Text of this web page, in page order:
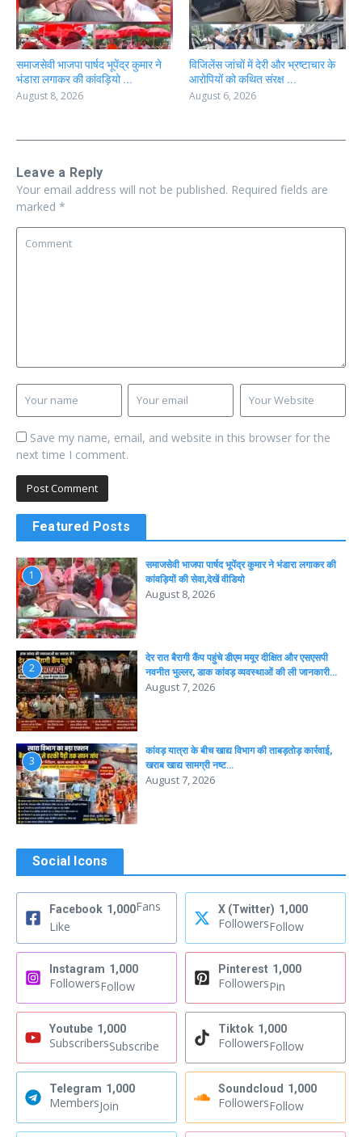
समाजसेवी भाजपा पार्षद भूपेंद्र कुमार ने
भंडारा लगाकर की कांवड़ियो ...
August 8, 2026
विजिलेंस जांचों में देरी और भ्रष्टाचार के
आरोपियों को कथित संरक्ष ...
August 6, 2026
Leave a Reply
Your email address will not be published. Required fields are
marked *
Save my name, email, and website in this browser for the
next time I comment.
Featured Posts
1
समाजसेवी भाजपा पार्षद भूपेंद्र कुमार ने भंडारा लगाकर की
कांवड़ियों की सेवा,देखें वीडियो
August 8, 2026
2
देर रात बैरागी कैंप पहुंचे डीएम मयूर दीक्षित और एसएसपी
नवनीत भुल्लर, डाक कांवड़ व्यवस्थाओं की ली जानकारी…
August 7, 2026
3
कांवड़ यात्रा के बीच खाद्य विभाग की ताबड़तोड़ कार्रवाई,
खराब खाद्य सामग्री नष्ट…
August 7, 2026
Social Icons
Facebook 1,000Fans
Like
X (Twitter) 1,000
FollowersFollow
Instagram 1,000
FollowersFollow
Pinterest 1,000
FollowersPin
Youtube 1,000
SubscribersSubscribe
Tiktok 1,000
FollowersFollow
Telegram 1,000
MembersJoin
Soundcloud 1,000
FollowersFollow